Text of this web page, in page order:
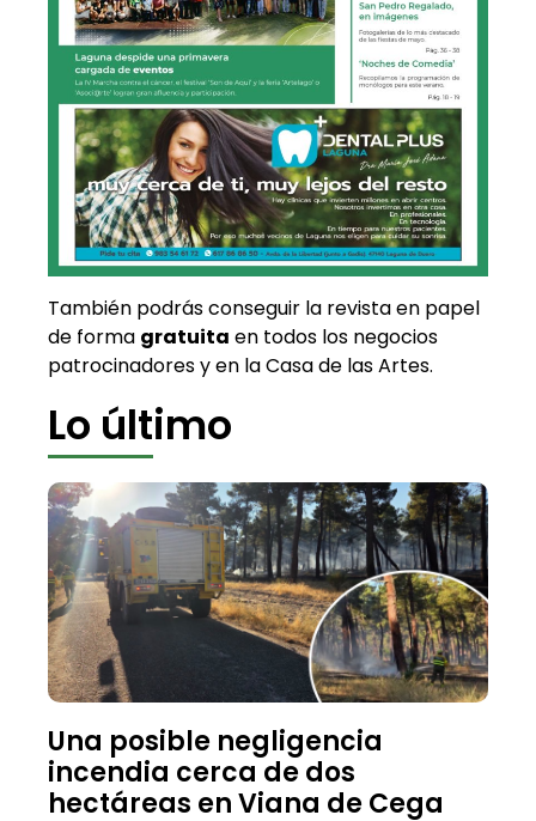
También podrás conseguir la revista en papel
de forma gratuita en todos los negocios
patrocinadores y en la Casa de las Artes.
Lo último
Una posible negligencia
incendia cerca de dos
hectáreas en Viana de Cega